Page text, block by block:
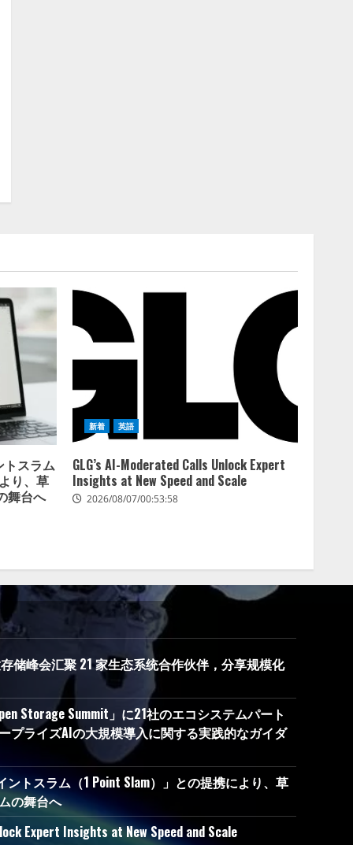
トスラム
り、草
舞台へ
新着 英語
GLG’s AI-Moderated Calls Unlock Expert
Insights at New Speed and Scale
2026/08/07/00:53:58
储峰会汇聚 21 家生态系统合作伙伴，分享规模化
Storage Summit」に21社のエコシステムパート
プライズAIの大規模導入に関する実践的なガイダ
ントスラム（1 Point Slam）」との提携により、草
の舞台へ
Expert Insights at New Speed and Scale